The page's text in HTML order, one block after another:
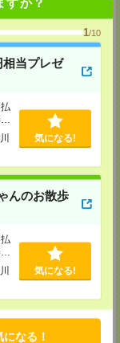
1/10
当プレゼ
気になる!
んのお散歩
気になる!
なる！
ークサウスタワー